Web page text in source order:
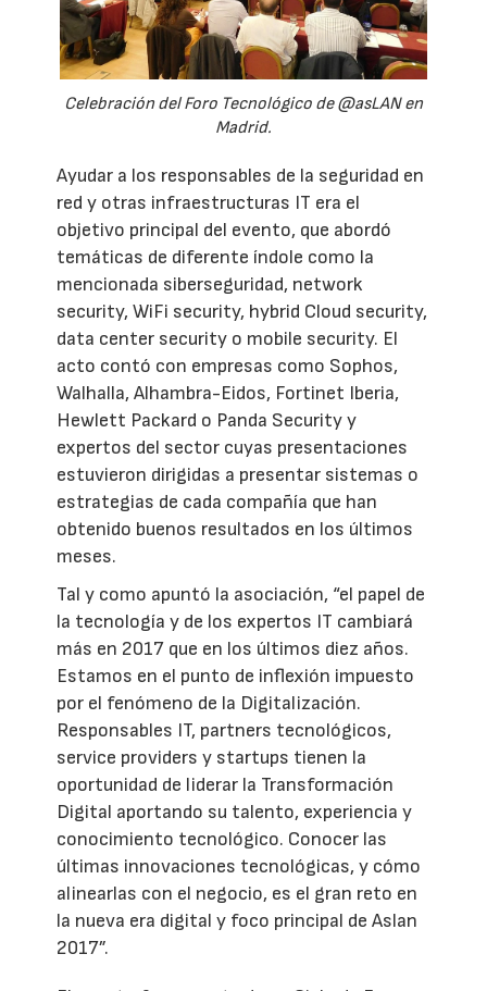
Celebración del Foro Tecnológico de @asLAN en
Madrid.
Ayudar a los responsables de la seguridad en
red y otras infraestructuras IT era el
objetivo principal del evento, que abordó
temáticas de diferente índole como la
mencionada siberseguridad, network
security, WiFi security, hybrid Cloud security,
data center security o mobile security. El
acto contó con empresas como Sophos,
Walhalla, Alhambra-Eidos, Fortinet Iberia,
Hewlett Packard o Panda Security y
expertos del sector cuyas presentaciones
estuvieron dirigidas a presentar sistemas o
estrategias de cada compañía que han
obtenido buenos resultados en los últimos
meses.
Tal y como apuntó la asociación, “el papel de
la tecnología y de los expertos IT cambiará
más en 2017 que en los últimos diez años.
Estamos en el punto de inflexión impuesto
por el fenómeno de la Digitalización.
Responsables IT, partners tecnológicos,
service providers y startups tienen la
oportunidad de liderar la Transformación
Digital aportando su talento, experiencia y
conocimiento tecnológico. Conocer las
últimas innovaciones tecnológicas, y cómo
alinearlas con el negocio, es el gran reto en
la nueva era digital y foco principal de Aslan
2017”.